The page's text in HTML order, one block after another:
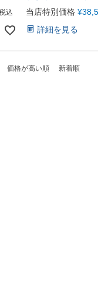
込
当店特別価格 ¥
詳細を見る
価格が高い順 新着順